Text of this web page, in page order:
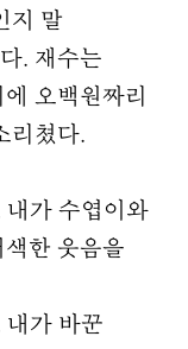
지 말
. 재수는
오백원짜리
리쳤다.
가 수엽이와
한 웃음을
가 바꾼